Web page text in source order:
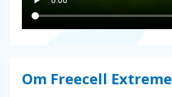
Om Freecell Extreme